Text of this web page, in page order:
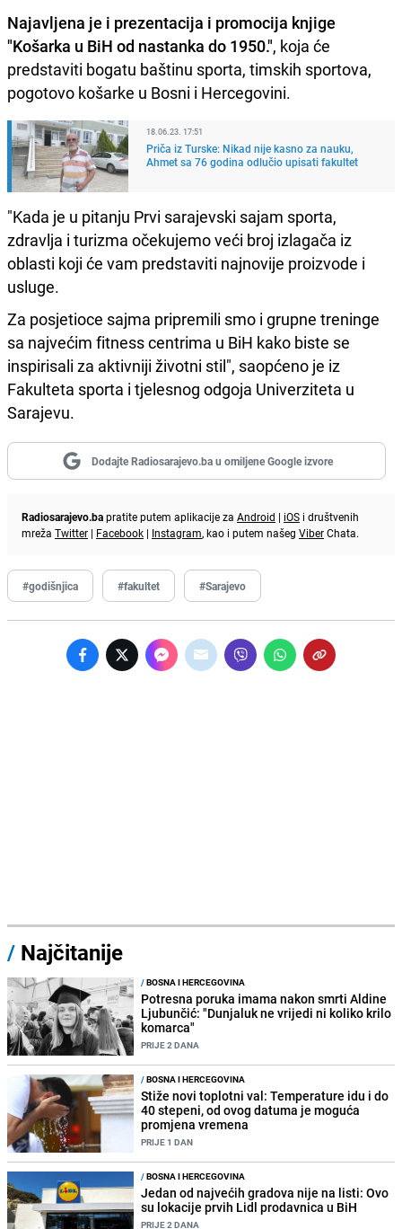
Najavljena je i prezentacija i promocija knjige
"Košarka u BiH od nastanka do 1950.", koja će
predstaviti bogatu baštinu sporta, timskih sportova,
pogotovo košarke u Bosni i Hercegovini.
18.06.23. 17:51
Priča iz Turske: Nikad nije kasno za nauku,
Ahmet sa 76 godina odlučio upisati fakultet
"Kada je u pitanju Prvi sarajevski sajam sporta,
zdravlja i turizma očekujemo veći broj izlagača iz
oblasti koji će vam predstaviti najnovije proizvode i
usluge.
Za posjetioce sajma pripremili smo i grupne treninge
sa najvećim fitness centrima u BiH kako biste se
inspirisali za aktivniji životni stil", saopćeno je iz
Fakulteta sporta i tjelesnog odgoja Univerziteta u
Sarajevu.
Dodajte Radiosarajevo.ba u omiljene Google izvore
Radiosarajevo.bapratite putem aplikacije za Android | iOS i društvenih
mreža Twitter | Facebook | Instagram, kao i putem našeg ViberChata.
#godišnjica #fakultet #Sarajevo
/ Najčitanije
/BOSNA I HERCEGOVINA
Potresna poruka imama nakon smrti Aldine
Ljubunčić: "Dunjaluk ne vrijedi ni koliko krilo
komarca"
PRIJE 2 DANA
/BOSNA I HERCEGOVINA
Stiže novi toplotni val: Temperature idu i do
40 stepeni, od ovog datuma je moguća
promjena vremena
PRIJE 1 DAN
/BOSNA I HERCEGOVINA
Jedan od najvećih gradova nije na listi: Ovo
su lokacije prvih Lidl prodavnica u BiH
PRIJE 2 DANA